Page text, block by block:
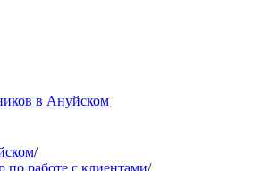
в Ануйском
/
по работе с клиентами/